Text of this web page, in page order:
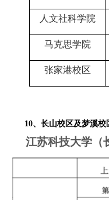
人文社科学院
马克思学院
张家港校区
10、长山校区及梦溪校
江苏科技大学（